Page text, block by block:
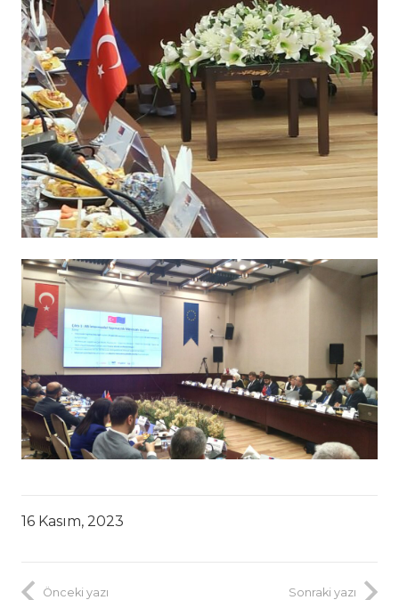
16 Kasım, 2023
Önceki yazı Sonraki yazı